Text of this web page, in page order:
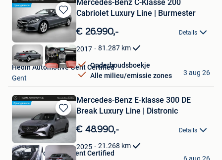
Bewaren
in
Favorieten
Mercedes-Benz C-Klasse 200
Cabriolet Luxury Line | Burmester
€ 26.990,- Details
2017 81.287 km
Onderhoudsboekje
Alle milieu/emissie zones
Hedin Automotive Gent Certified
Gent
3 aug 26
Bewaren
in
Mijn
Favorieten
Mercedes-Benz E-klasse 300 DE
Break Luxury Line | Distronic
€ 48.990,- Details
2025 21.268 km
Hedin Automotive Gent Certified